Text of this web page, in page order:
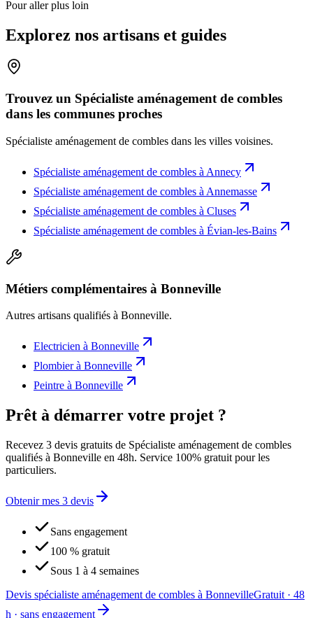
Pour aller plus loin
Explorez nos artisans et guides
Trouvez un Spécialiste aménagement de combles
dans les communes proches
Spécialiste aménagement de combles dans les villes voisines.
Spécialiste aménagement de combles à Annecy
Spécialiste aménagement de combles à Annemasse
Spécialiste aménagement de combles à Cluses
Spécialiste aménagement de combles à Évian-les-Bains
Métiers complémentaires à Bonneville
Autres artisans qualifiés à Bonneville.
Electricien à Bonneville
Plombierà Bonneville
Peintre à Bonneville
Prêt à démarrer votre projet ?
Recevez 3 devis gratuits de Spécialiste aménagement de combles
qualifiés à Bonneville en 48h. Service 100% gratuit pour les
particuliers.
Obtenir mes 3 devis
Sans engagement
100 % gratuit
Sous 1 à 4 semaines
Devis spécialiste aménagement de combles à BonnevilleGratuit · 48
h · sans engagement